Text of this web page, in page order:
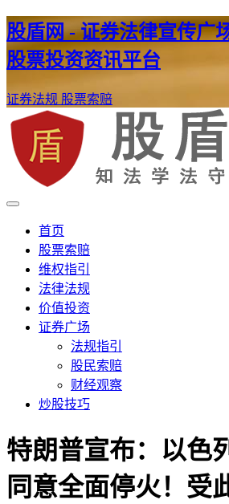
股盾网 - 证券法律宣传广
股票投资资讯平台
证券法规 股票索赔
股盾网
证券股票维权网
首页
股票索赔
维权指引
法律法规
价值投资
证券广场
法规指引
股民索赔
财经观察
炒股技巧
特朗普宣布：以色
同意全面停火！受